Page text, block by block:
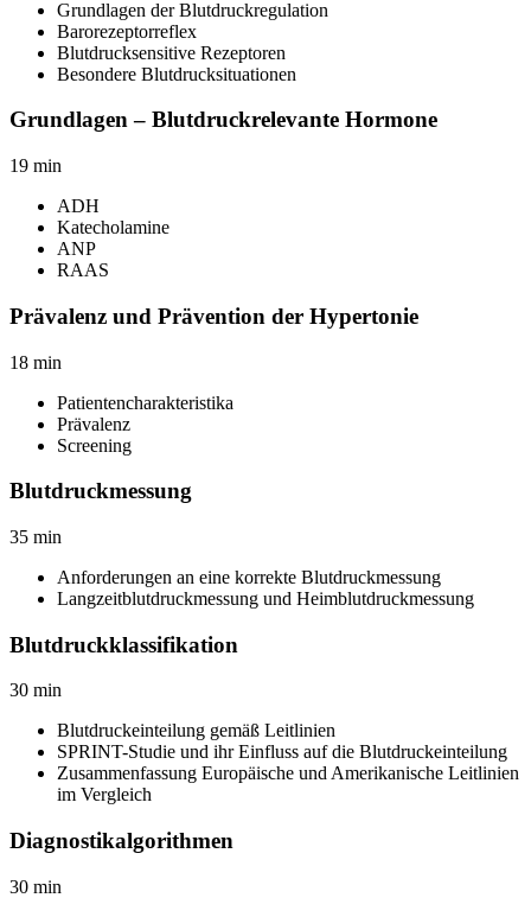
Grundlagen der Blutdruckregulation
Barorezeptorreflex
Blutdrucksensitive Rezeptoren
Besondere Blutdrucksituationen
Grundlagen – Blutdruckrelevante Hormone
19 min
ADH
Katecholamine
ANP
RAAS
Prävalenz und Prävention der Hypertonie
18 min
Patientencharakteristika
Prävalenz
Screening
Blutdruckmessung
35 min
Anforderungen an eine korrekte Blutdruckmessung
Langzeitblutdruckmessung und Heimblutdruckmessung
Blutdruckklassifikation
30 min
Blutdruckeinteilung gemäß Leitlinien
SPRINT-Studie und ihr Einfluss auf die Blutdruckeinteilung
Zusammenfassung Europäische und Amerikanische Leitlinien
im Vergleich
Diagnostikalgorithmen
30 min